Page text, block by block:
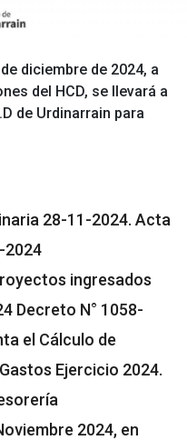
diciembre de 2024, a
del HCD, se llevará a
de Urdinarrain para
28-11-2024. Acta
2024
ingresados
Decreto N° 1058-
el Cálculo de
Ejercicio 2024.
2024, en